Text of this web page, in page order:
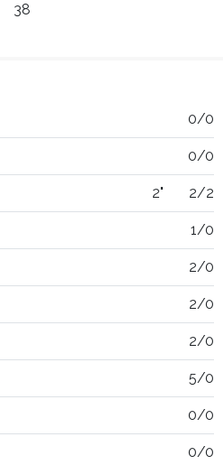
38
0/0
0/0
2" 2/2
1/0
2/0
2/0
2/0
5/0
0/0
0/0